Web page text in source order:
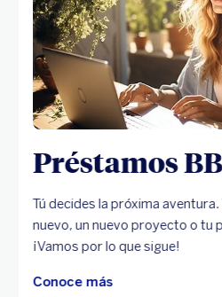
Préstamos
Tú decides la próxima aventura.
nuevo, un nuevo proyecto o tu
¡Vamos por lo que sigue!
Conoce más